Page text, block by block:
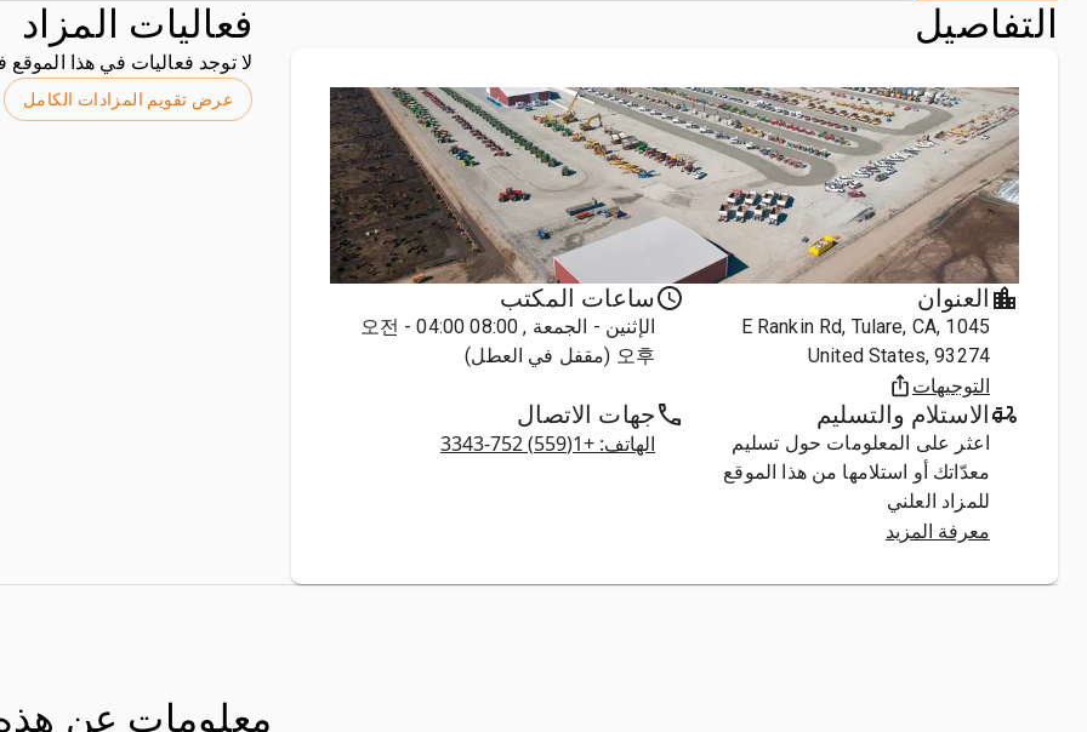
التفاصيل
العنوان
1045 E Rankin Rd, Tulare, CA,
United States, 93274
التوجيهات
ساعات المكتب
الإثنين - الجمعة , 08:00 오전 - 04:00
오후 (مقفل في العطل)
الاستلام والتسليم
اعثر على المعلومات حول تسليم
معدّاتك أو استلامها من هذا الموقع
للمزاد العلني
معرفة المزيد
جهات الاتصال
الهاتف: +1(559) 752-3343
فعاليات المزاد
لا توجد فعاليات في هذا
عرض تقويم المزادات الكامل
معلومات عن